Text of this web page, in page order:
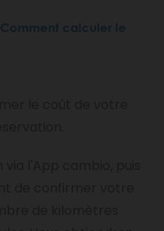
Comment calculer le